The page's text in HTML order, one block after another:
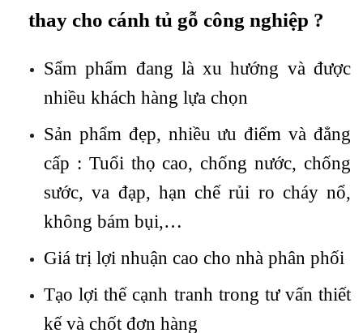
thay cho cánh tủ gỗ công nghiệp ?
Sẩm phẩm đang là xu hướng và được
nhiều khách hàng lựa chọn
Sản phẩm đẹp, nhiều ưu điểm và đẳng
cấp : Tuổi thọ cao, chống nước, chống
sước, va đạp, hạn chế rủi ro cháy nổ,
không bám bụi,…
Giá trị lợi nhuận cao cho nhà phân phối
Tạo lợi thế cạnh tranh trong tư vấn thiết
kế và chốt đơn hàng